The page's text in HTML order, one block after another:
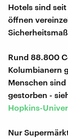
Hotels sind
öffnen
Rund 88.800
Kolumbianern
Menschen
gestorben -
Hopkins-
Nur